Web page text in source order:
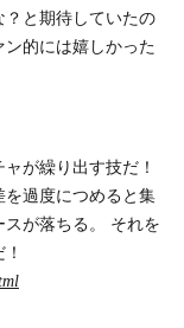
？と期待していたの
的には嬉しかった
が繰り出す技だ！
過度につめると集
が落ちる。 それを